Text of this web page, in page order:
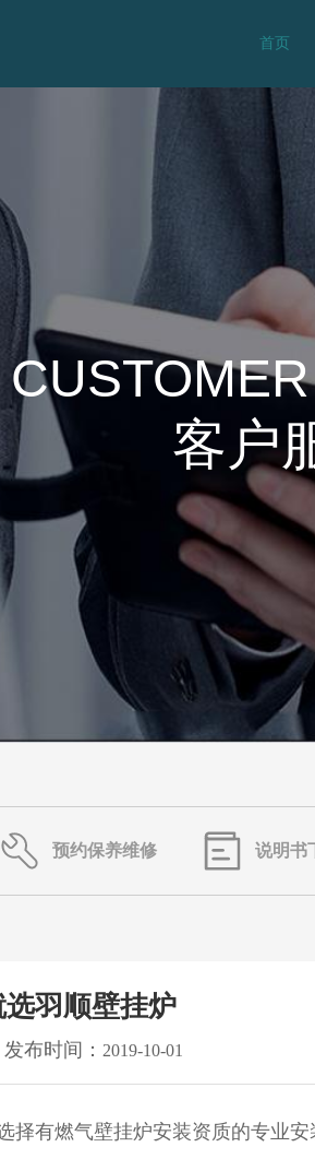
首页
客户
预约保养维修 说明书
羽顺壁挂炉
发布时间： 2019-10-01
择有燃气壁挂炉安装资质的专业安